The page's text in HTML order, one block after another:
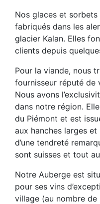
Nos glaces et
fabriqués dans les
glacier Kalan. Elles
clients depuis
Pour la viande, nous
fournisseur réputé de
Nous avons
dans notre région.
du Piémont et est
aux hanches larges
d’une tendreté
sont suisses et tout
Notre Auberge est
pour ses vins
village (au nombre de